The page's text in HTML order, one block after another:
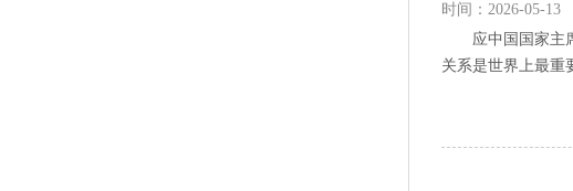
时间：2026-05-13
应中国国家主席
关系是世界上最重